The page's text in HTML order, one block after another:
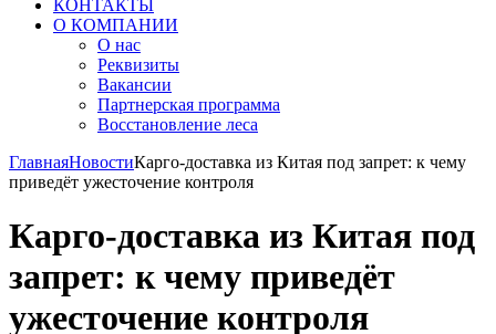
КОНТАКТЫ
О КОМПАНИИ
О нас
Реквизиты
Вакансии
Партнерская программа
Восстановление леса
ГлавнаяНовостиКарго-доставка из Китая под запрет: к чему
приведёт ужесточение контроля
Карго-доставка из Китая под
запрет: к чему приведёт
ужесточение контроля